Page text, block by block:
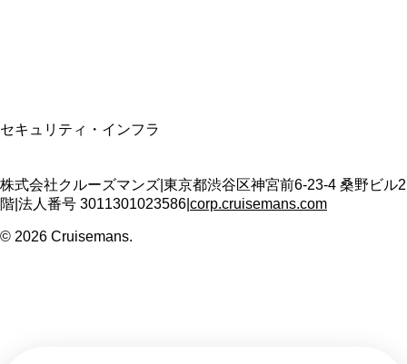
セキュリティ・インフラ
株式会社クルーズマンズ 東京都渋谷区神宮前6-23-4 桑野ビル2
階 法人番号 3011301023586 corp.cruisemans.com
© 2026 Cruisemans.